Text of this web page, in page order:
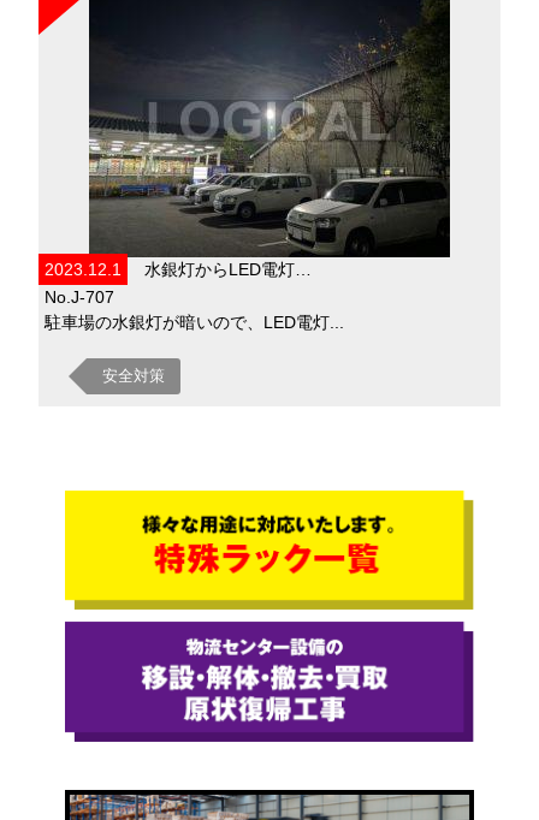
2023.12.1
水銀灯からLED電灯…
No.J-707
駐車場の水銀灯が暗いので、LED電灯...
安全対策